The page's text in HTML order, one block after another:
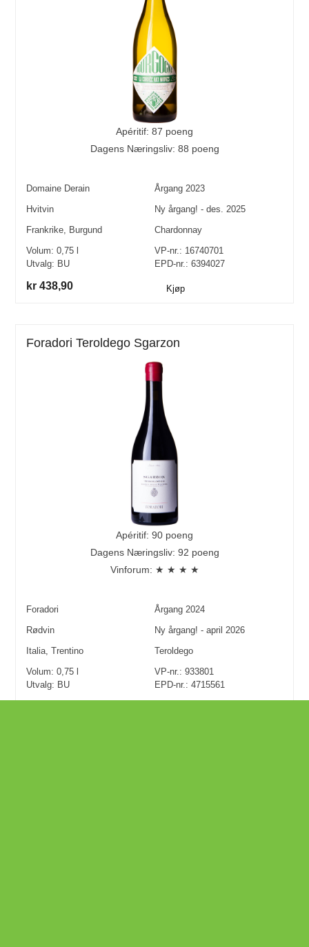
Apéritif: 87 poeng
Dagens Næringsliv: 88 poeng
Domaine Derain Årgang 2023
Hvitvin
Ny årgang! - des. 2025
Frankrike Burgund
Chardonnay
Volum:0,75 l
Utvalg: BU
VP-nr.: 16740701
EPD-nr.: 6394027
kr 438,90 Kjøp
Foradori Teroldego Sgarzon
Apéritif: 90 poeng
Dagens Næringsliv: 92 poeng
Vinforum: ★ ★ ★ ★
Foradori Årgang 2024
Rødvin
Ny årgang! - april 2026
Italia ,Trentino
Teroldego
Volum:0,75
Utvalg: BU
VP-nr.: 933801
EPD-nr.: 4715561